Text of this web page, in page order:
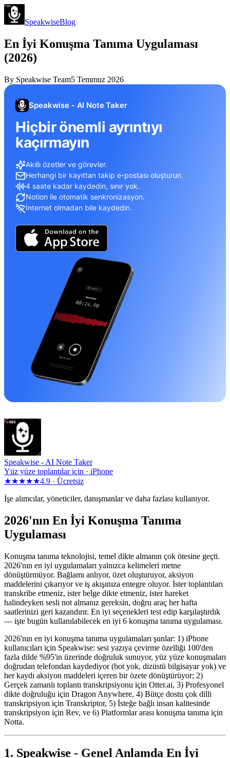
SpeakwiseBlog
En İyi Konuşma Tanıma Uygulaması
(2026)
By Speakwise Team5 Temmuz 2026
Speakwise - AI Note Taker
Hiçbir önemli ayrıntıyı
kaçırmayın
Akıllı özetler ve görevler.
Herhangi bir kayıttan takip e-postası oluşturun.
4 saate kadar kaydedin, sınır yok.
Notion ile otomatik senkronizasyon.
İnternet olmadan bile kaydedin.
Speakwise - AI Note Taker
Yüz yüze toplantılar için · iPhone
★★★★★4.9 · Ücretsiz
İşe alımcılar, yöneticiler, danışmanlar ve daha fazlası kullanıyor.
2026'nın En İyi Konuşma Tanıma
Uygulaması
Konuşma tanıma teknolojisi, temel dikte almanın çok ötesine geçti.
2026'nın en iyi uygulamaları yalnızca kelimeleri metne
dönüştürmüyor. Bağlamı anlıyor, özet oluşturuyor, aksiyon
maddelerini çıkarıyor ve iş akışınıza entegre oluyor. İster toplantıları
transkribe etmeniz, ister belge dikte etmeniz, ister hareket
halindeyken sesli not almanız gereksin, doğru araç her hafta
saatlerinizi geri kazandırır. En iyi seçenekleri test edip karşılaştırdık
— işte bugün kullanılabilecek en iyi 6 konuşma tanıma uygulaması.
2026'nın en iyi konuşma tanıma uygulamaları şunlar: 1) iPhone
kullanıcıları için Speakwise: sesi yazıya çevirme özelliği 100'den
fazla dilde %95'in üzerinde doğruluk sunuyor, yüz yüze konuşmaları
doğrudan telefondan kaydediyor (bot yok, dizüstü bilgisayar yok) ve
her kaydı aksiyon maddeleri içeren bir özete dönüştürüyor; 2)
Gerçek zamanlı toplantı transkripsiyonu için Otter.ai, 3) Profesyonel
dikte doğruluğu için Dragon Anywhere, 4) Bütçe dostu çok dilli
transkripsiyon için Transkriptor, 5) İsteğe bağlı insan kalitesinde
transkripsiyon için Rev, ve 6) Platformlar arası konuşma tanıma için
Notta.
1. Speakwise - Genel Anlamda En İyi